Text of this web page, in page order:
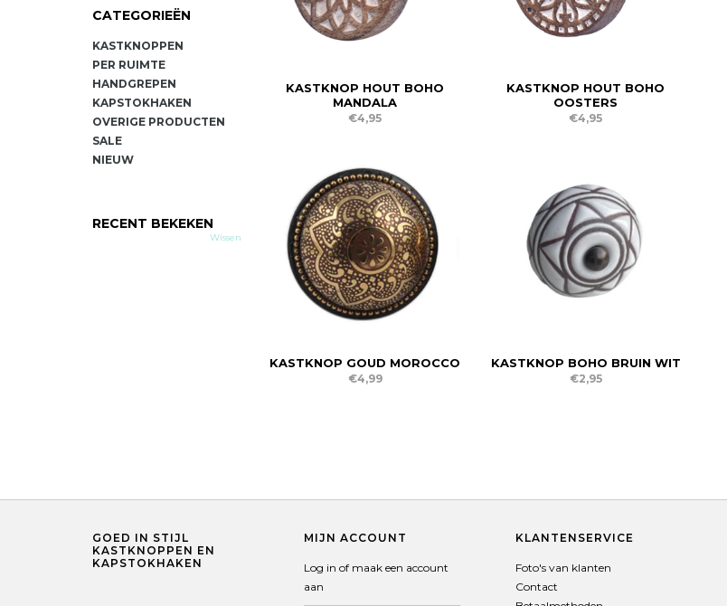
CATEGORIEËN
KASTKNOPPEN
PER RUIMTE
HANDGREPEN
KAPSTOKHAKEN
OVERIGE PRODUCTEN
SALE
NIEUW
RECENT BEKEKEN
Wissen
KASTKNOP HOUT BOHO
MANDALA
€4,95
KASTKNOP HOUT BOHO
OOSTERS
€4,95
KASTKNOP GOUD MOROCCO
€4,99
KASTKNOP BOHO BRUIN WIT
€2,95
GOED IN STIJL
KASTKNOPPEN EN
KAPSTOKHAKEN
MIJN ACCOUNT
Log in of maak een account
aan
KLANTENSERVICE
Foto's van klanten
Contact